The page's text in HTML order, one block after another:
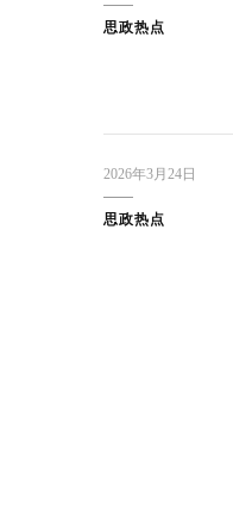
思政热点
2026年3月24日
思政热点